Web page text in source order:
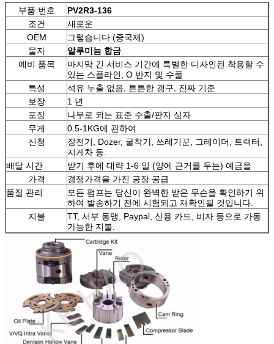
부품 번호
PV2R3-136
조건
새로운
OEM
그렇습니다 (중국제)
물자
알루미늄 합금
예비 품목
마지막 긴 서비스 기간에 특별한 디자인된 착용할 수
있는 스플라인, O 반지 및 수풀
특성
석유 누출 없음, 튼튼한 갱구, 진짜 기준
보장
1 년
포장
나무로 되는 표준 수출/판지 상자
무게
0.5-1KG에 관하여
신청
장전기, Dozer, 굴착기, 쓰레기꾼, 그레이더, 트랙터,
지게차 등.
배달 시간
받기 후에 대략 1-6 일 (양에 근거를 두는) 예금을
가격
경쟁가격을 가진 공장 공급
품질 관리
모든 펌프는 당신이 완벽한 받은 무슨을 확인하기 위
하여 발송하기 전에 시험되고 재확인될 것입니다.
지불
TT, 서부 동맹, Paypal, 신용 카드, 비자 등으로 가동
가능한 지불.